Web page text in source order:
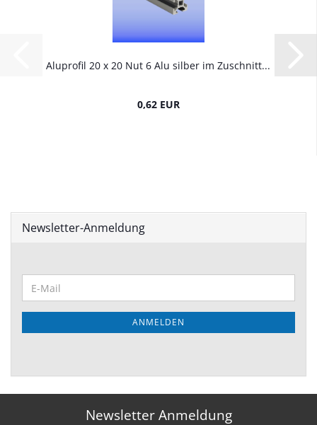
Aluprofil 20 x 20 Nut 6 Alu silber im Zuschnitt...
0,62 EUR
Newsletter-Anmeldung
ANMELDEN
Newsletter Anmeldung